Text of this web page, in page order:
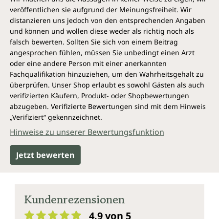
Das Werk ist damit deutlich leichter anzuwenden. Wir
meinen, dass das Buch für jeden Homöopathen
unverzichtbar ist, auch wenn man es nur als
Nachschlagewerk benutzt. Das vermittelte Wissen ist
von entscheidender Tragweite für die Verordnung
pflanzlicher Mittel und für die homöopathische
Heilkunst als Ganzes.
Die wichtigsten neuen Eigenschaften der deutschen
Ausgabe sind außer dem alphabetischen Index die
Hervorhebung der Familienthemen. Sie sind grau
hinterlegt und auf einen Blick zu erkennen. Sie bilden
das eigentliche Rückgrat dieser neuen
Darstellungsweise und werden hier erstmals in der
gesamten homöopathischen Literatur vollständig
beschrieben. Zur schnellen Orientierung gibt es
Wunderbare Pflanzen Jan Scholten
veröffentlichen sie aufgrund der Meinungsfreiheit. Wir
distanzieren uns jedoch von den entsprechenden Angaben
und können und wollen diese weder als richtig noch als
falsch bewerten. Sollten Sie sich von einem Beitrag
angesprochen fühlen, müssen Sie unbedingt einen Arzt
oder eine andere Person mit einer anerkannten
Fachqualifikation hinzuziehen, um den Wahrheitsgehalt zu
überprüfen. Unser Shop erlaubt es sowohl Gästen als auch
verifizierten Käufern, Produkt- oder Shopbewertungen
abzugeben. Verifizierte Bewertungen sind mit dem Hinweis
„Verifiziert“ gekennzeichnet.
Hinweise zu unserer Bewertungsfunktion
Jetzt bewerten
Kundenrezensionen
4.9 von 5